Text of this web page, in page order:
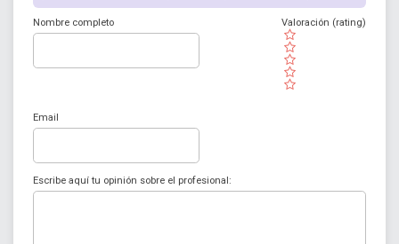
Nombre completo
( )
( )
( )
( )
( )
Valoración (rating)
Email
Escribe aquí tu opinión sobre el profesional: